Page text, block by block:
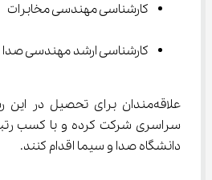
کارشناسی مهندسی مخابرات
کارشناسی ارشد مهندسی صدا
سراسری شرکت کرده و با کسب
دانشگاه صدا و سیما اقدام کنند.